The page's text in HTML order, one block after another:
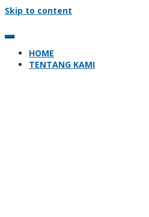
Skip to content
HOME
TENTANG KAMI